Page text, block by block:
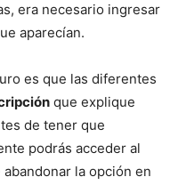
era necesario ingresar
aparecían.
es que las diferentes
que explique
de tener que
podrás acceder al
la opción en